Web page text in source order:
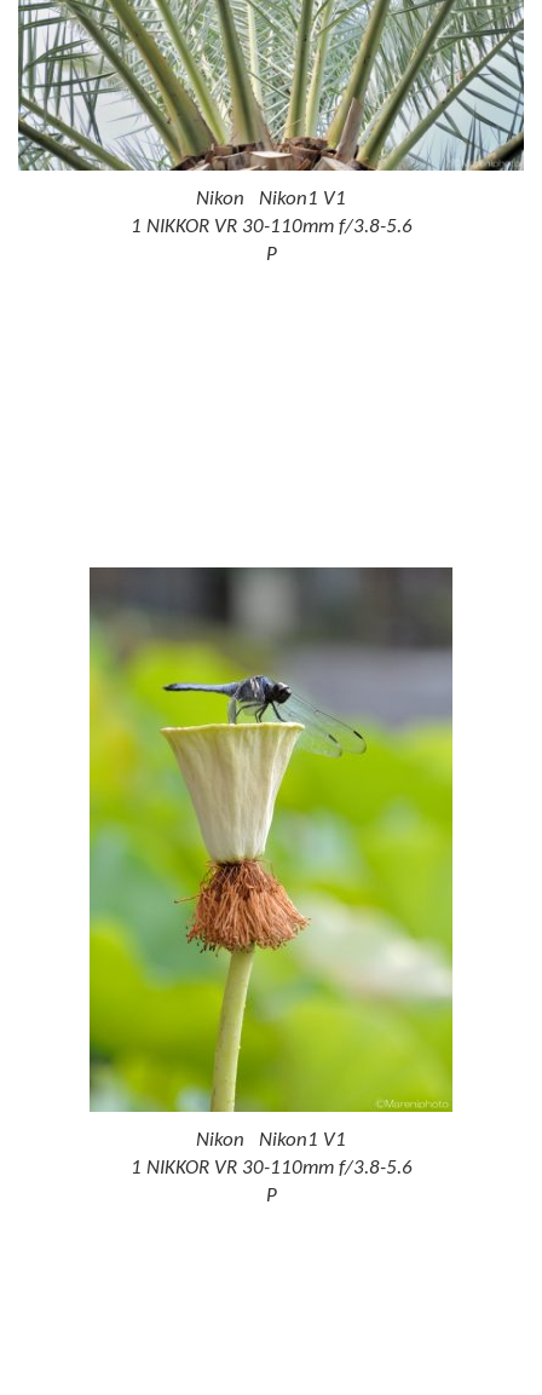
Nikon Nikon1 V1
1 NIKKOR VR 30-110mm f/3.8-5.6
P
Nikon Nikon1 V1
1 NIKKOR VR 30-110mm f/3.8-5.6
P